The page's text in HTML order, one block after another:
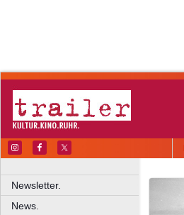
Newsletter.
News.